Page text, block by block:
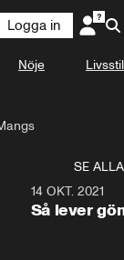
Logga in
Nöje Livsstil
SE ALLA
14 OKT. 2021
Så lever